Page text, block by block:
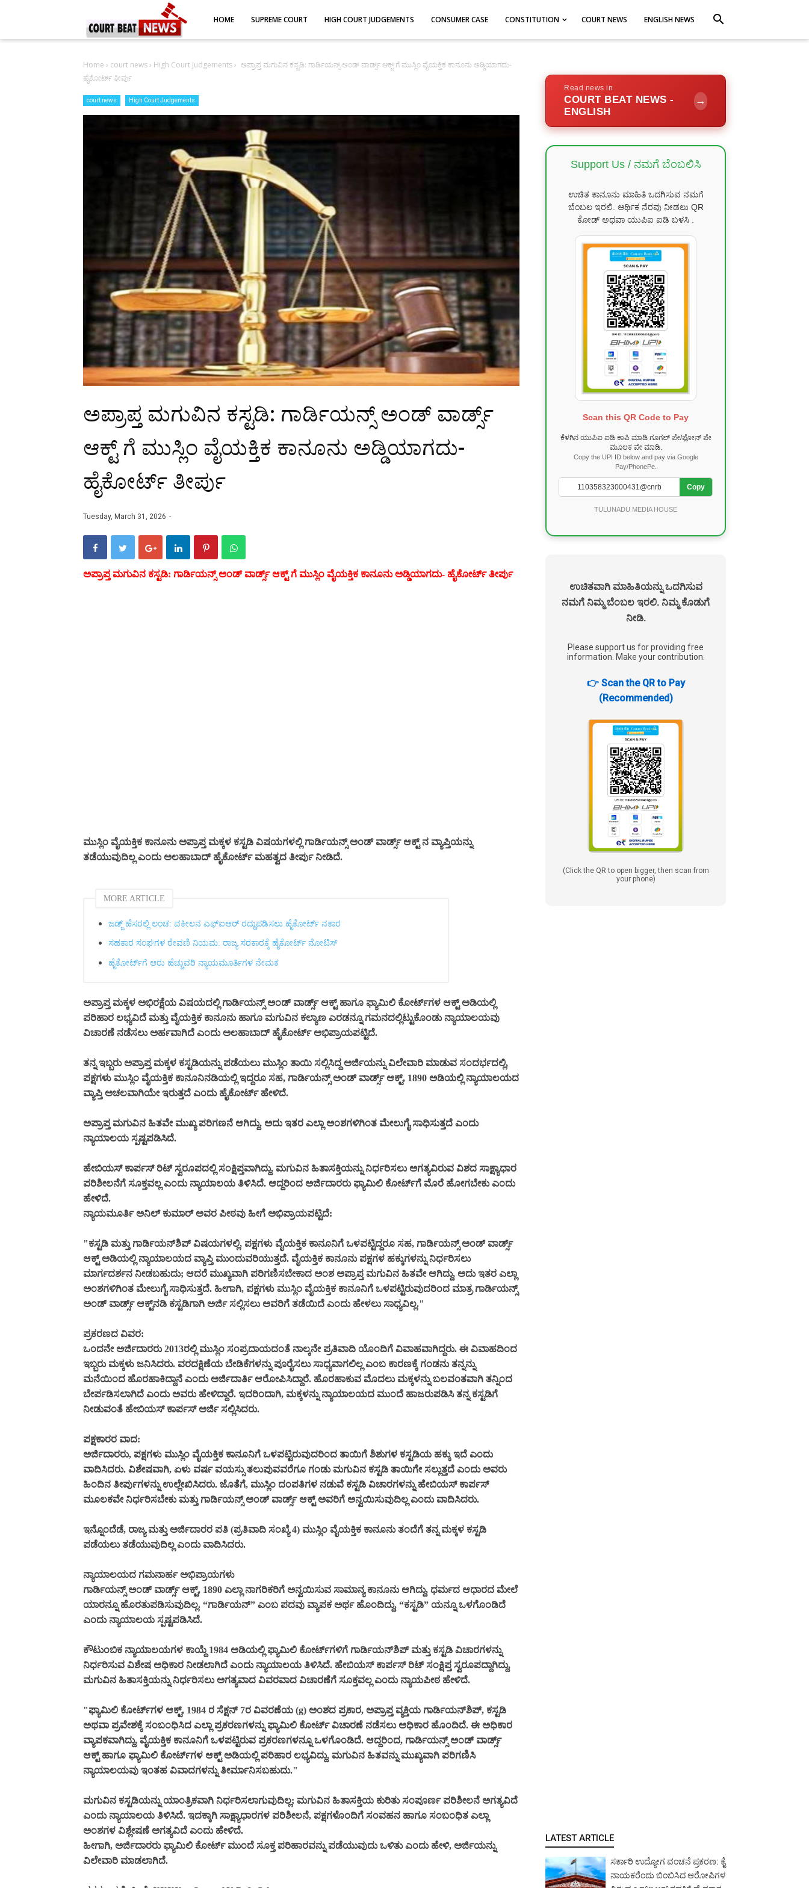
HOME SUPREME COURT HIGH COURT JUDGEMENTS CONSUMER CASE CONSTITUTION COURT NEWS ENGLISH NEWS search
Home › court news› High Court Judgements› ಅಪ್ರಾಪ್ತ ಮಗುವಿನ ಕಸ್ಟಡಿ: ಗಾರ್ಡಿಯನ್ಸ್ ಅಂಡ್ ವಾರ್ಡ್ಸ್ ಆಕ್ಟ್ ಗೆ ಮುಸ್ಲಿಂ ವೈಯಕ್ತಿಕ ಕಾನೂನು ಅಡ್ಡಿಯಾಗದು-
ಹೈಕೋರ್ಟ್‌ ತೀರ್ಪು
court news High Court Judgements
ಅಪ್ರಾಪ್ತ ಮಗುವಿನ ಕಸ್ಟಡಿ: ಗಾರ್ಡಿಯನ್ಸ್ ಅಂಡ್ ವಾರ್ಡ್ಸ್
ಆಕ್ಟ್ ಗೆ ಮುಸ್ಲಿಂ ವೈಯಕ್ತಿಕ ಕಾನೂನು ಅಡ್ಡಿಯಾಗದು-
ಹೈಕೋರ್ಟ್‌ ತೀರ್ಪು
Tuesday, March 31, 2026
ಅಪ್ರಾಪ್ತ ಮಗುವಿನ ಕಸ್ಟಡಿ: ಗಾರ್ಡಿಯನ್ಸ್ ಅಂಡ್ ವಾರ್ಡ್ಸ್ ಆಕ್ಟ್ ಗೆ ಮುಸ್ಲಿಂ ವೈಯಕ್ತಿಕ ಕಾನೂನು ಅಡ್ಡಿಯಾಗದು- ಹೈಕೋರ್ಟ್‌ ತೀರ್ಪು
ಮುಸ್ಲಿಂ ವೈಯಕ್ತಿಕ ಕಾನೂನು ಅಪ್ರಾಪ್ತ ಮಕ್ಕಳ ಕಸ್ಟಡಿ ವಿಷಯಗಳಲ್ಲಿ ಗಾರ್ಡಿಯನ್ಸ್ ಅಂಡ್ ವಾರ್ಡ್ಸ್ ಆಕ್ಟ್ ನ ವ್ಯಾಪ್ತಿಯನ್ನು
ತಡೆಯುವುದಿಲ್ಲ ಎಂದು ಅಲಹಾಬಾದ್ ಹೈಕೋರ್ಟ್ ಮಹತ್ವದ ತೀರ್ಪು ನೀಡಿದೆ.
MORE ARTICLE
ಜಡ್ಜ್ ಹೆಸರಲ್ಲಿ ಲಂಚ: ವಕೀಲನ ಎಫ್‌ಐಆರ್ ರದ್ದುಪಡಿಸಲು ಹೈಕೋರ್ಟ್ ನಕಾರ
ಸಹಕಾರ ಸಂಘಗಳ ಠೇವಣಿ ನಿಯಮ: ರಾಜ್ಯ ಸರಕಾರಕ್ಕೆ ಹೈಕೋರ್ಟ್ ನೋಟಿಸ್
ಹೈಕೋರ್ಟ್‌ಗೆ ಆರು ಹೆಚ್ಚುವರಿ ನ್ಯಾಯಮೂರ್ತಿಗಳ ನೇಮಕ
ಅಪ್ರಾಪ್ತ ಮಕ್ಕಳ ಅಭಿರಕ್ಷೆಯ ವಿಷಯದಲ್ಲಿ ಗಾರ್ಡಿಯನ್ಸ್ ಅಂಡ್ ವಾರ್ಡ್ಸ್ ಆಕ್ಟ್ ಹಾಗೂ ಫ್ಯಾಮಿಲಿ ಕೋರ್ಟ್‌ಗಳ ಆಕ್ಟ್ ಅಡಿಯಲ್ಲಿ
ಪರಿಹಾರ ಲಭ್ಯವಿದೆ ಮತ್ತು ವೈಯಕ್ತಿಕ ಕಾನೂನು ಹಾಗೂ ಮಗುವಿನ ಕಲ್ಯಾಣ ಎರಡನ್ನೂ ಗಮನದಲ್ಲಿಟ್ಟುಕೊಂಡು ನ್ಯಾಯಾಲಯವು
ವಿಚಾರಣೆ ನಡೆಸಲು ಅರ್ಹವಾಗಿದೆ ಎಂದು ಅಲಹಾಬಾದ್ ಹೈಕೋರ್ಟ್ ಅಭಿಪ್ರಾಯಪಟ್ಟಿದೆ.
ತನ್ನ ಇಬ್ಬರು ಅಪ್ರಾಪ್ತ ಮಕ್ಕಳ ಕಸ್ಟಡಿಯನ್ನು ಪಡೆಯಲು ಮುಸ್ಲಿಂ ತಾಯಿ ಸಲ್ಲಿಸಿದ್ದ ಅರ್ಜಿಯನ್ನು ವಿಲೇವಾರಿ ಮಾಡುವ ಸಂದರ್ಭದಲ್ಲಿ,
ಪಕ್ಷಗಳು ಮುಸ್ಲಿಂ ವೈಯಕ್ತಿಕ ಕಾನೂನಿನಡಿಯಲ್ಲಿ ಇದ್ದರೂ ಸಹ, ಗಾರ್ಡಿಯನ್ಸ್ ಅಂಡ್ ವಾರ್ಡ್ಸ್ ಆಕ್ಟ್, 1890 ಅಡಿಯಲ್ಲಿ ನ್ಯಾಯಾಲಯದ
ವ್ಯಾಪ್ತಿ ಅಚಲವಾಗಿಯೇ ಇರುತ್ತದೆ ಎಂದು ಹೈಕೋರ್ಟ್ ಹೇಳಿದೆ.
ಅಪ್ರಾಪ್ತ ಮಗುವಿನ ಹಿತವೇ ಮುಖ್ಯ ಪರಿಗಣನೆ ಆಗಿದ್ದು, ಅದು ಇತರ ಎಲ್ಲಾ ಅಂಶಗಳಿಗಿಂತ ಮೇಲುಗೈ ಸಾಧಿಸುತ್ತದೆ ಎಂದು
ನ್ಯಾಯಾಲಯ ಸ್ಪಷ್ಟಪಡಿಸಿದೆ.
ಹೇಬಿಯಸ್ ಕಾರ್ಪಸ್ ರಿಟ್ ಸ್ವರೂಪದಲ್ಲಿ ಸಂಕ್ಷಿಪ್ತವಾಗಿದ್ದು, ಮಗುವಿನ ಹಿತಾಸಕ್ತಿಯನ್ನು ನಿರ್ಧರಿಸಲು ಅಗತ್ಯವಿರುವ ವಿಶದ ಸಾಕ್ಷ್ಯಾಧಾರ
ಪರಿಶೀಲನೆಗೆ ಸೂಕ್ತವಲ್ಲ ಎಂದು ನ್ಯಾಯಾಲಯ ತಿಳಿಸಿದೆ. ಆದ್ದರಿಂದ ಅರ್ಜಿದಾರರು ಫ್ಯಾಮಿಲಿ ಕೋರ್ಟ್‌ಗೆ ಮೊರೆ ಹೋಗಬೇಕು ಎಂದು
ಹೇಳಿದೆ.
ನ್ಯಾಯಮೂರ್ತಿ ಅನಿಲ್ ಕುಮಾರ್ ಅವರ ಪೀಠವು ಹೀಗೆ ಅಭಿಪ್ರಾಯಪಟ್ಟಿದೆ:
"ಕಸ್ಟಡಿ ಮತ್ತು ಗಾರ್ಡಿಯನ್‌ಶಿಪ್ ವಿಷಯಗಳಲ್ಲಿ, ಪಕ್ಷಗಳು ವೈಯಕ್ತಿಕ ಕಾನೂನಿಗೆ ಒಳಪಟ್ಟಿದ್ದರೂ ಸಹ, ಗಾರ್ಡಿಯನ್ಸ್ ಅಂಡ್ ವಾರ್ಡ್ಸ್
ಆಕ್ಟ್ ಅಡಿಯಲ್ಲಿ ನ್ಯಾಯಾಲಯದ ವ್ಯಾಪ್ತಿ ಮುಂದುವರಿಯುತ್ತದೆ. ವೈಯಕ್ತಿಕ ಕಾನೂನು ಪಕ್ಷಗಳ ಹಕ್ಕುಗಳನ್ನು ನಿರ್ಧರಿಸಲು
ಮಾರ್ಗದರ್ಶನ ನೀಡಬಹುದು; ಆದರೆ ಮುಖ್ಯವಾಗಿ ಪರಿಗಣಿಸಬೇಕಾದ ಅಂಶ ಅಪ್ರಾಪ್ತ ಮಗುವಿನ ಹಿತವೇ ಆಗಿದ್ದು, ಅದು ಇತರ ಎಲ್ಲಾ
ಅಂಶಗಳಿಗಿಂತ ಮೇಲುಗೈ ಸಾಧಿಸುತ್ತದೆ. ಹೀಗಾಗಿ, ಪಕ್ಷಗಳು ಮುಸ್ಲಿಂ ವೈಯಕ್ತಿಕ ಕಾನೂನಿಗೆ ಒಳಪಟ್ಟಿರುವುದರಿಂದ ಮಾತ್ರ ಗಾರ್ಡಿಯನ್ಸ್
ಅಂಡ್ ವಾರ್ಡ್ಸ್ ಆಕ್ಟ್‌ನಡಿ ಕಸ್ಟಡಿಗಾಗಿ ಅರ್ಜಿ ಸಲ್ಲಿಸಲು ಅವರಿಗೆ ತಡೆಯಿದೆ ಎಂದು ಹೇಳಲು ಸಾಧ್ಯವಿಲ್ಲ."
ಪ್ರಕರಣದ ವಿವರ:
ಒಂದನೇ ಅರ್ಜಿದಾರರು 2013ರಲ್ಲಿ ಮುಸ್ಲಿಂ ಸಂಪ್ರದಾಯದಂತೆ ನಾಲ್ಕನೇ ಪ್ರತಿವಾದಿ ಯೊಂದಿಗೆ ವಿವಾಹವಾಗಿದ್ದರು. ಈ ವಿವಾಹದಿಂದ
ಇಬ್ಬರು ಮಕ್ಕಳು ಜನಿಸಿದರು. ವರದಕ್ಷಿಣೆಯ ಬೇಡಿಕೆಗಳನ್ನು ಪೂರೈಸಲು ಸಾಧ್ಯವಾಗಲಿಲ್ಲ ಎಂಬ ಕಾರಣಕ್ಕೆ ಗಂಡನು ತನ್ನನ್ನು
ಮನೆಯಿಂದ ಹೊರಹಾಕಿದ್ದಾನೆ ಎಂದು ಅರ್ಜಿದಾರ್ತಿ ಆರೋಪಿಸಿದ್ದಾರೆ. ಹೊರಹಾಕುವ ಮೊದಲು ಮಕ್ಕಳನ್ನು ಬಲವಂತವಾಗಿ ತನ್ನಿಂದ
ಬೇರ್ಪಡಿಸಲಾಗಿದೆ ಎಂದು ಅವರು ಹೇಳಿದ್ದಾರೆ. ಇದರಿಂದಾಗಿ, ಮಕ್ಕಳನ್ನು ನ್ಯಾಯಾಲಯದ ಮುಂದೆ ಹಾಜರುಪಡಿಸಿ ತನ್ನ ಕಸ್ಟಡಿಗೆ
ನೀಡುವಂತೆ ಹೇಬಿಯಸ್ ಕಾರ್ಪಸ್ ಅರ್ಜಿ ಸಲ್ಲಿಸಿದರು.
ಪಕ್ಷಕಾರರ ವಾದ:
ಅರ್ಜಿದಾರರು, ಪಕ್ಷಗಳು ಮುಸ್ಲಿಂ ವೈಯಕ್ತಿಕ ಕಾನೂನಿಗೆ ಒಳಪಟ್ಟಿರುವುದರಿಂದ ತಾಯಿಗೆ ಶಿಶುಗಳ ಕಸ್ಟಡಿಯ ಹಕ್ಕು ಇದೆ ಎಂದು
ವಾದಿಸಿದರು. ವಿಶೇಷವಾಗಿ, ಏಳು ವರ್ಷ ವಯಸ್ಸು ತಲುಪುವವರೆಗೂ ಗಂಡು ಮಗುವಿನ ಕಸ್ಟಡಿ ತಾಯಿಗೇ ಸಲ್ಲುತ್ತದೆ ಎಂದು ಅವರು
ಹಿಂದಿನ ತೀರ್ಪುಗಳನ್ನು ಉಲ್ಲೇಖಿಸಿದರು. ಜೊತೆಗೆ, ಮುಸ್ಲಿಂ ದಂಪತಿಗಳ ನಡುವೆ ಕಸ್ಟಡಿ ವಿಚಾರಗಳನ್ನು ಹೇಬಿಯಸ್ ಕಾರ್ಪಸ್
ಮೂಲಕವೇ ನಿರ್ಧರಿಸಬೇಕು ಮತ್ತು ಗಾರ್ಡಿಯನ್ಸ್ ಅಂಡ್ ವಾರ್ಡ್ಸ್ ಆಕ್ಟ್ ಅವರಿಗೆ ಅನ್ವಯಿಸುವುದಿಲ್ಲ ಎಂದು ವಾದಿಸಿದರು.
ಇನ್ನೊಂದೆಡೆ, ರಾಜ್ಯ ಮತ್ತು ಅರ್ಜಿದಾರರ ಪತಿ (ಪ್ರತಿವಾದಿ ಸಂಖ್ಯೆ 4) ಮುಸ್ಲಿಂ ವೈಯಕ್ತಿಕ ಕಾನೂನು ತಂದೆಗೆ ತನ್ನ ಮಕ್ಕಳ ಕಸ್ಟಡಿ
ಪಡೆಯಲು ತಡೆಯುವುದಿಲ್ಲ ಎಂದು ವಾದಿಸಿದರು.
ನ್ಯಾಯಾಲಯದ ಗಮನಾರ್ಹ ಅಭಿಪ್ರಾಯಗಳು
ಗಾರ್ಡಿಯನ್ಸ್ ಅಂಡ್ ವಾರ್ಡ್ಸ್ ಆಕ್ಟ್, 1890 ಎಲ್ಲಾ ನಾಗರಿಕರಿಗೆ ಅನ್ವಯಿಸುವ ಸಾಮಾನ್ಯ ಕಾನೂನು ಆಗಿದ್ದು, ಧರ್ಮದ ಆಧಾರದ ಮೇಲೆ
ಯಾರನ್ನೂ ಹೊರತುಪಡಿಸುವುದಿಲ್ಲ. “ಗಾರ್ಡಿಯನ್” ಎಂಬ ಪದವು ವ್ಯಾಪಕ ಅರ್ಥ ಹೊಂದಿದ್ದು, “ಕಸ್ಟಡಿ” ಯನ್ನೂ ಒಳಗೊಂಡಿದೆ
ಎಂದು ನ್ಯಾಯಾಲಯ ಸ್ಪಷ್ಟಪಡಿಸಿದೆ.
ಕೌಟುಂಬಿಕ ನ್ಯಾಯಾಲಯಗಳ ಕಾಯ್ದೆ 1984 ಅಡಿಯಲ್ಲಿ ಫ್ಯಾಮಿಲಿ ಕೋರ್ಟ್‌ಗಳಿಗೆ ಗಾರ್ಡಿಯನ್‌ಶಿಪ್ ಮತ್ತು ಕಸ್ಟಡಿ ವಿಚಾರಗಳನ್ನು
ನಿರ್ಧರಿಸುವ ವಿಶೇಷ ಅಧಿಕಾರ ನೀಡಲಾಗಿದೆ ಎಂದು ನ್ಯಾಯಾಲಯ ತಿಳಿಸಿದೆ. ಹೇಬಿಯಸ್ ಕಾರ್ಪಸ್ ರಿಟ್ ಸಂಕ್ಷಿಪ್ತ ಸ್ವರೂಪದ್ದಾಗಿದ್ದು,
ಮಗುವಿನ ಹಿತಾಸಕ್ತಿಯನ್ನು ನಿರ್ಧರಿಸಲು ಅಗತ್ಯವಾದ ವಿವರವಾದ ವಿಚಾರಣೆಗೆ ಸೂಕ್ತವಲ್ಲ ಎಂದು ನ್ಯಾಯಪೀಠ ಹೇಳಿದೆ.
"ಫ್ಯಾಮಿಲಿ ಕೋರ್ಟ್‌ಗಳ ಆಕ್ಟ್, 1984 ರ ಸೆಕ್ಷನ್ 7ರ ವಿವರಣೆಯ (g) ಅಂಶದ ಪ್ರಕಾರ, ಅಪ್ರಾಪ್ತ ವ್ಯಕ್ತಿಯ ಗಾರ್ಡಿಯನ್‌ಶಿಪ್, ಕಸ್ಟಡಿ
ಅಥವಾ ಪ್ರವೇಶಕ್ಕೆ ಸಂಬಂಧಿಸಿದ ಎಲ್ಲಾ ಪ್ರಕರಣಗಳನ್ನು ಫ್ಯಾಮಿಲಿ ಕೋರ್ಟ್ ವಿಚಾರಣೆ ನಡೆಸಲು ಅಧಿಕಾರ ಹೊಂದಿದೆ. ಈ ಅಧಿಕಾರ
ವ್ಯಾಪಕವಾಗಿದ್ದು, ವೈಯಕ್ತಿಕ ಕಾನೂನಿಗೆ ಒಳಪಟ್ಟಿರುವ ಪ್ರಕರಣಗಳನ್ನೂ ಒಳಗೊಂಡಿದೆ. ಆದ್ದರಿಂದ, ಗಾರ್ಡಿಯನ್ಸ್ ಅಂಡ್ ವಾರ್ಡ್ಸ್
ಆಕ್ಟ್ ಹಾಗೂ ಫ್ಯಾಮಿಲಿ ಕೋರ್ಟ್‌ಗಳ ಆಕ್ಟ್ ಅಡಿಯಲ್ಲಿ ಪರಿಹಾರ ಲಭ್ಯವಿದ್ದು, ಮಗುವಿನ ಹಿತವನ್ನು ಮುಖ್ಯವಾಗಿ ಪರಿಗಣಿಸಿ
ನ್ಯಾಯಾಲಯವು ಇಂತಹ ವಿವಾದಗಳನ್ನು ತೀರ್ಮಾನಿಸಬಹುದು."
ಮಗುವಿನ ಕಸ್ಟಡಿಯನ್ನು ಯಾಂತ್ರಿಕವಾಗಿ ನಿರ್ಧರಿಸಲಾಗುವುದಿಲ್ಲ; ಮಗುವಿನ ಹಿತಾಸಕ್ತಿಯ ಕುರಿತು ಸಂಪೂರ್ಣ ಪರಿಶೀಲನೆ ಅಗತ್ಯವಿದೆ
ಎಂದು ನ್ಯಾಯಾಲಯ ತಿಳಿಸಿದೆ. ಇದಕ್ಕಾಗಿ ಸಾಕ್ಷ್ಯಾಧಾರಗಳ ಪರಿಶೀಲನೆ, ಪಕ್ಷಗಳೊಂದಿಗೆ ಸಂವಹನ ಹಾಗೂ ಸಂಬಂಧಿತ ಎಲ್ಲಾ
ಅಂಶಗಳ ವಿಶ್ಲೇಷಣೆ ಅಗತ್ಯವಿದೆ ಎಂದು ಹೇಳಿದೆ.
ಹೀಗಾಗಿ, ಅರ್ಜಿದಾರರು ಫ್ಯಾಮಿಲಿ ಕೋರ್ಟ್ ಮುಂದೆ ಸೂಕ್ತ ಪರಿಹಾರವನ್ನು ಪಡೆಯುವುದು ಒಳಿತು ಎಂದು ಹೇಳಿ, ಅರ್ಜಿಯನ್ನು
ವಿಲೇವಾರಿ ಮಾಡಲಾಗಿದೆ.
Read news in
COURT BEAT NEWS -
ENGLISH
→
Support Us / ನಮಗೆ ಬೆಂಬಲಿಸಿ
ಉಚಿತ ಕಾನೂನು ಮಾಹಿತಿ ಒದಗಿಸುವ ನಮಗೆ
ಬೆಂಬಲ ಇರಲಿ. ಆರ್ಥಿಕ ನೆರವು ನೀಡಲು QR
ಕೋಡ್ ಅಥವಾ ಯುಪಿಐ ಐಡಿ ಬಳಸಿ .
Scan this QR Code to Pay
ಕೆಳಗಿನ ಯುಪಿಐ ಐಡಿ ಕಾಪಿ ಮಾಡಿ ಗೂಗಲ್ ಪೇ/ಫೋನ್ ಪೇ
ಮೂಲಕ ಪೇ ಮಾಡಿ.
Copy the UPI ID below and pay via Google
Pay/PhonePe.
Copy
TULUNADU MEDIA HOUSE
ಉಚಿತವಾಗಿ ಮಾಹಿತಿಯನ್ನು ಒದಗಿಸುವ
ನಮಗೆ ನಿಮ್ಮ ಬೆಂಬಲ ಇರಲಿ. ನಿಮ್ಮ ಕೊಡುಗೆ
ನೀಡಿ.
Please support us for providing free
information. Make your contribution.
👉 Scan the QR to Pay
(Recommended)
(Click the QR to open bigger, then scan from
your phone)
LATEST ARTICLE
ಸರ್ಕಾರಿ ಉದ್ಯೋಗ ವಂಚನೆ ಪ್ರಕರಣ: ಕೈ
ನಾಯಕರೆಂದು ಬಿಂಬಿಸಿದ ಆರೋಪಿಗಳ